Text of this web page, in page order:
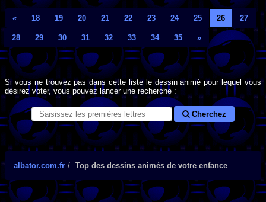
« 18 19 20 21 22 23 24 25 26 27
28 29 30 31 32 33 34 35 »
Si vous ne trouvez pas dans cette liste le dessin animé pour lequel vous
désirez voter, vous pouvez lancer une recherche :
Cherchez
albator.com.fr Top des dessins animés de votre enfance